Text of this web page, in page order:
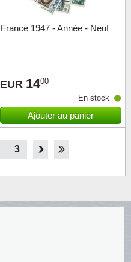
France 1947 - Année - Neuf
EUR 1400
En stock
Ajouter au panier
3 4 5